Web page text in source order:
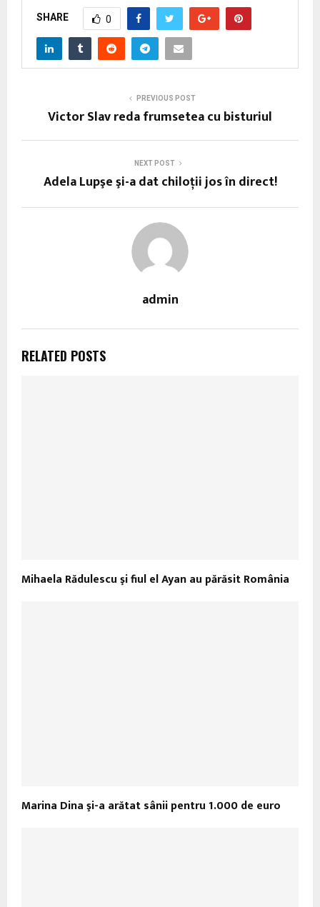
SHARE 0
PREVIOUS POST
Victor Slav reda frumsetea cu bisturiul
NEXT POST
Adela Lupşe şi-a dat chiloţii jos în direct!
admin
RELATED POSTS
Mihaela Rădulescu şi fiul el Ayan au părăsit România
Marina Dina şi-a arătat sânii pentru 1.000 de euro